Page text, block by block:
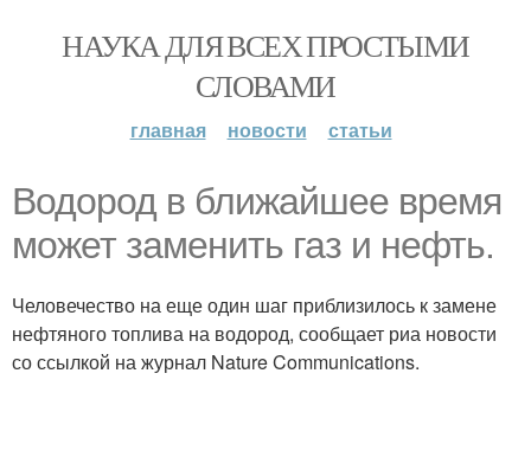
НАУКА ДЛЯ ВСЕХ ПРОСТЫМИ
СЛОВАМИ
главная новости статьи
Водород в ближайшее время
может заменить газ и нефть.
Человечество на еще один шаг приблизилось к замене
нефтяного топлива на водород, сообщает риа новости
со ссылкой на журнал Nature Communications.